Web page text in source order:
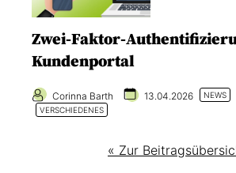
Zwei-Faktor-
Kundenportal
Corinna Barth 13.04.2026 NEWS
VERSCHIEDENES
« Zur